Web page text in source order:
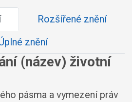
Rozšířené znění
znění
(název) životní
pásma a vymezení práv